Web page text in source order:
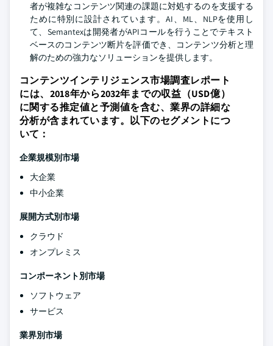
者が複雑なコンテンツ関連の課題に対処するのを支援する
ために特別に設計されています。AI、ML、NLPを使用し
て、Semantexは開発者がAPIコールを行うことでテキスト
ベースのコンテンツ断片を評価でき、コンテンツ分析と理
解のための強力なソリューションを提供します。
コンテンツインテリジェンス市場調査レポート
には、2018年から2032年までの収益（USD億）
に関する推定値と予測値を含む、業界の詳細な
分析が含まれています。以下のセグメントにつ
いて：
企業規模別市場
大企業
中小企業
展開方式別市場
クラウド
オンプレミス
コンポーネント別市場
ソフトウェア
サービス
業界別市場